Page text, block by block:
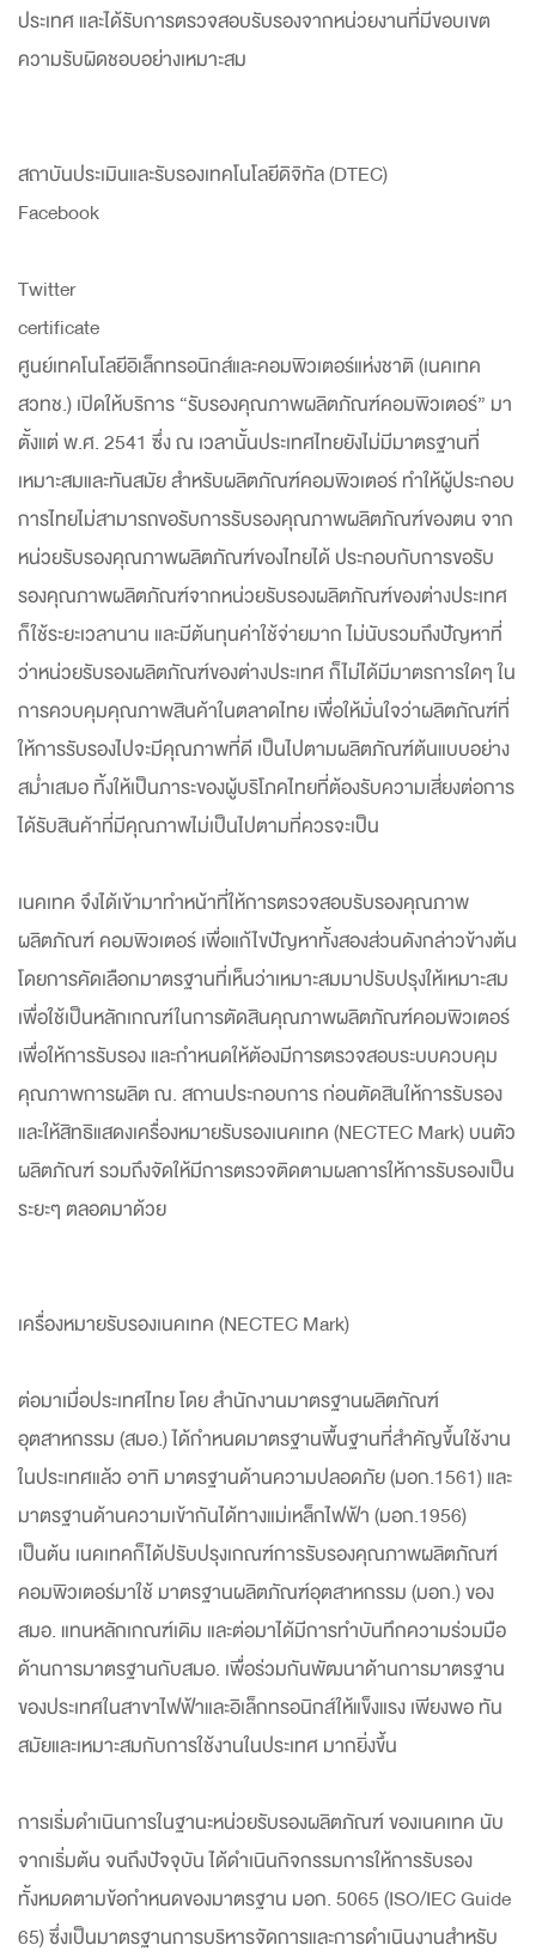
ประเทศ และได้รับการตรวจสอบรับรองจากหน่วยงานที่มีขอบเขต
ความรับผิดชอบอย่างเหมาะสม
สถาบันประเมินและรับรองเทคโนโลยีดิจิทัล (DTEC)
Facebook
Twitter
certificate
ศูนย์เทคโนโลยีอิเล็กทรอนิกส์และคอมพิวเตอร์แห่งชาติ (เนคเทค
สวทช.) เปิดให้บริการ “รับรองคุณภาพผลิตภัณฑ์คอมพิวเตอร์” มา
ตั้งแต่ พ.ศ. 2541 ซึ่ง ณ เวลานั้นประเทศไทยยังไม่มีมาตรฐานที่
เหมาะสมและทันสมัย สำหรับผลิตภัณฑ์คอมพิวเตอร์ ทำให้ผู้ประกอบ
การไทยไม่สามารถขอรับการรับรองคุณภาพผลิตภัณฑ์ของตน จาก
หน่วยรับรองคุณภาพผลิตภัณฑ์ของไทยได้ ประกอบกับการขอรับ
รองคุณภาพผลิตภัณฑ์จากหน่วยรับรองผลิตภัณฑ์ของต่างประเทศ
ก็ใช้ระยะเวลานาน และมีต้นทุนค่าใช้จ่ายมาก ไม่นับรวมถึงปัญหาที่
ว่าหน่วยรับรองผลิตภัณฑ์ของต่างประเทศ ก็ไม่ได้มีมาตรการใดๆ ใน
การควบคุมคุณภาพสินค้าในตลาดไทย เพื่อให้มั่นใจว่าผลิตภัณฑ์ที่
ให้การรับรองไปจะมีคุณภาพที่ดี เป็นไปตามผลิตภัณฑ์ต้นแบบอย่าง
สม่ำเสมอ ทิ้งให้เป็นภาระของผู้บริโภคไทยที่ต้องรับความเสี่ยงต่อการ
ได้รับสินค้าที่มีคุณภาพไม่เป็นไปตามที่ควรจะเป็น
เนคเทค จึงได้เข้ามาทำหน้าที่ให้การตรวจสอบรับรองคุณภาพ
ผลิตภัณฑ์ คอมพิวเตอร์ เพื่อแก้ไขปัญหาทั้งสองส่วนดังกล่าวข้างต้น
โดยการคัดเลือกมาตรฐานที่เห็นว่าเหมาะสมมาปรับปรุงให้เหมาะสม
เพื่อใช้เป็นหลักเกณฑ์ในการตัดสินคุณภาพผลิตภัณฑ์คอมพิวเตอร์
เพื่อให้การรับรอง และกำหนดให้ต้องมีการตรวจสอบระบบควบคุม
คุณภาพการผลิต ณ. สถานประกอบการ ก่อนตัดสินให้การรับรอง
และให้สิทธิแสดงเครื่องหมายรับรองเนคเทค (NECTEC Mark) บนตัว
ผลิตภัณฑ์ รวมถึงจัดให้มีการตรวจติดตามผลการให้การรับรองเป็น
ระยะๆ ตลอดมาด้วย
เครื่องหมายรับรองเนคเทค (NECTEC Mark)
ต่อมาเมื่อประเทศไทย โดย สำนักงานมาตรฐานผลิตภัณฑ์
อุตสาหกรรม (สมอ.) ได้กำหนดมาตรฐานพื้นฐานที่สำคัญขึ้นใช้งาน
ในประเทศแล้ว อาทิ มาตรฐานด้านความปลอดภัย (มอก.1561) และ
มาตรฐานด้านความเข้ากันได้ทางแม่เหล็กไฟฟ้า (มอก.1956)
เป็นต้น เนคเทคก็ได้ปรับปรุงเกณฑ์การรับรองคุณภาพผลิตภัณฑ์
คอมพิวเตอร์มาใช้ มาตรฐานผลิตภัณฑ์อุตสาหกรรม (มอก.) ของ
สมอ. แทนหลักเกณฑ์เดิม และต่อมาได้มีการทำบันทึกความร่วมมือ
ด้านการมาตรฐานกับสมอ. เพื่อร่วมกันพัฒนาด้านการมาตรฐาน
ของประเทศในสาขาไฟฟ้าและอิเล็กทรอนิกส์ให้แข็งแรง เพียงพอ ทัน
สมัยและเหมาะสมกับการใช้งานในประเทศ มากยิ่งขึ้น
การเริ่มดำเนินการในฐานะหน่วยรับรองผลิตภัณฑ์ ของเนคเทค นับ
จากเริ่มต้น จนถึงปัจจุบัน ได้ดำเนินกิจกรรมการให้การรับรอง
ทั้งหมดตามข้อกำหนดของมาตรฐาน มอก. 5065 (ISO/IEC Guide
65) ซึ่งเป็นมาตรฐานการบริหารจัดการและการดำเนินงานสำหรับ